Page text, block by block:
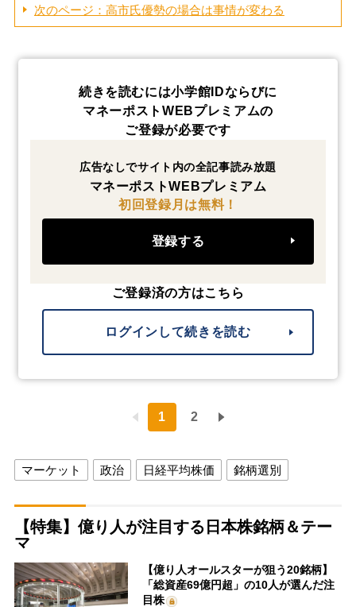
次のページ：高市氏優勢の場合は事情が変わる
続きを読むには小学館IDならびに
マネーポストWEBプレミアムの
ご登録が必要です
広告なしでサイト内の全記事読み放題
マネーポストWEBプレミアム
初回登録月は無料！
登録する
ご登録済の方はこちら
ログインして続きを読む
1 2
マーケット 政治 日経平均株価 銘柄選別
【特集】億り人が注目する日本株銘柄＆テー
マ
【億り人オールスターが狙う20銘柄】
「総資産69億円超」の10人が選んだ注
目株